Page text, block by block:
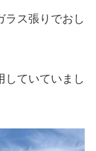
ラス張りでおし
していていまし